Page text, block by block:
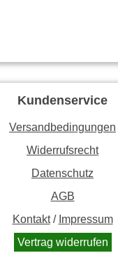
Kundenservice
Versandbedingungen
Widerrufsrecht
Datenschutz
AGB
Kontakt/ Impressum
Vertrag widerrufen